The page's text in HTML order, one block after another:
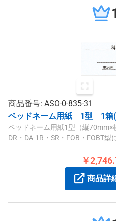
商品番号: ASO-0-835-31
ベッドネーム用紙 1型 1箱
ベッドネーム用紙1型（縦70mm×
DR・DA-1R・SR・FOB・FOBT
￥
商品詳